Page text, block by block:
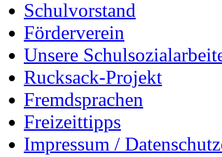
Schulvorstand
Förderverein
Unsere
Rucksack-Projekt
Fremdsprachen
Freizeittipps
Impressum /